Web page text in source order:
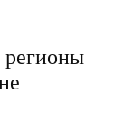
регионы